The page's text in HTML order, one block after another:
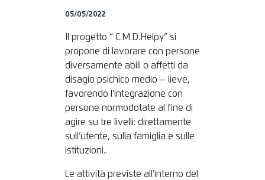
05/05/2022
Il progetto “ C.M.D.Helpy” si
propone di lavorare con persone
diversamente abili o affetti da
disagio psichico medio – lieve,
favorendo l’integrazione con
persone normodotate al fine di
agire su tre livelli: direttamente
sull’utente, sulla famiglia e sulle
istituzioni..
Le attività previste all’interno del